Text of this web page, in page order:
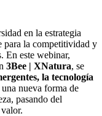
en la estrategia
para la competitividad y
En este webinar,
3Bee | XNatura, se
la tecnología
nueva forma de
pasando del